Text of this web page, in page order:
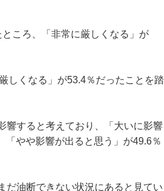
ころ、「非常に厳しくなる」が
しくなる」が53.4％だったことを踏
響すると考えており、「大いに影響
「やや影響が出ると思う」が49.6％
だ油断できない状況にあると見てい